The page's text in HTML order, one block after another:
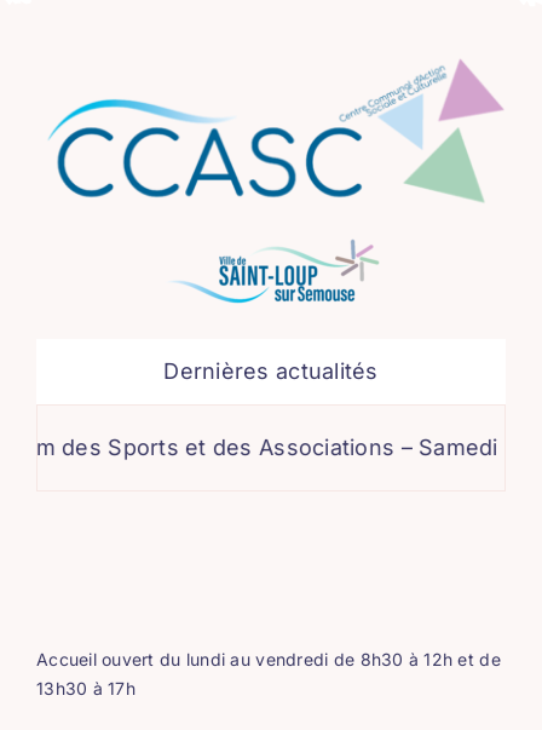
Dernières actualités
et des Associations – Samedi 5 septembre
Accueil ouvert du lundi au vendredi de 8h30 à 12h et de
13h30 à 17h